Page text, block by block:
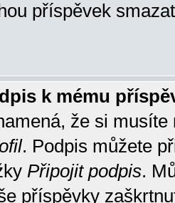
příspěvek
k mému
že si
. Podpis můžete
Připojit podpis.
příspěvky